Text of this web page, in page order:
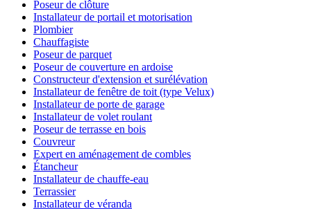
Poseur de clôture
Installateur de portail et motorisation
Plombier
Chauffagiste
Poseur de parquet
Poseur de couverture en ardoise
Constructeur d'extension et surélévation
Installateur de fenêtre de toit (type Velux)
Installateur de porte de garage
Installateur de volet roulant
Poseur de terrasse en bois
Couvreur
Expert en aménagement de combles
Étancheur
Installateur de chauffe-eau
Terrassier
Installateur de véranda